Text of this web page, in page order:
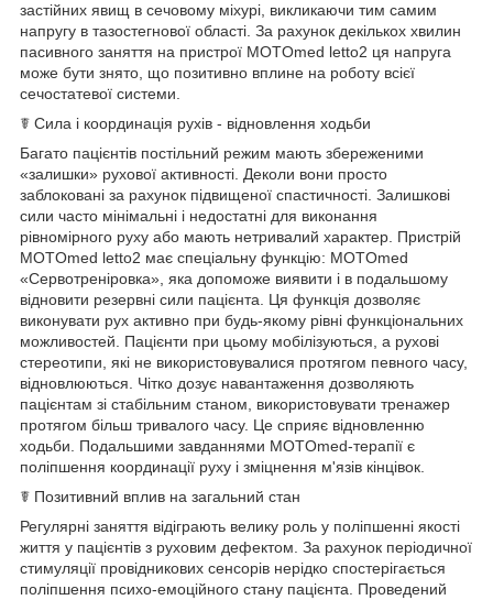
застійних явищ в сечовому міхурі, викликаючи тим самим
напругу в тазостегнової області. За рахунок декількох хвилин
пасивного заняття на пристрої MOTOmed letto2 ця напруга
може бути знято, що позитивно вплине на роботу всієї
сечостатевої системи.
☤ Сила і координація рухів - відновлення ходьби
Багато пацієнтів постільний режим мають збереженими
«залишки» рухової активності. Деколи вони просто
заблоковані за рахунок підвищеної спастичності. Залишкові
сили часто мінімальні і недостатні для виконання
рівномірного руху або мають нетривалий характер. Пристрій
MOTOmed letto2 має спеціальну функцію: MOTOmed
«Сервотреніровка», яка допоможе виявити і в подальшому
відновити резервні сили пацієнта. Ця функція дозволяє
виконувати рух активно при будь-якому рівні функціональних
можливостей. Пацієнти при цьому мобілізуються, а рухові
стереотипи, які не використовувалися протягом певного часу,
відновлюються. Чітко дозує навантаження дозволяють
пацієнтам зі стабільним станом, використовувати тренажер
протягом більш тривалого часу. Це сприяє відновленню
ходьби. Подальшими завданнями MOTOmed-терапії є
поліпшення координації руху і зміцнення м'язів кінцівок.
☤ Позитивний вплив на загальний стан
Регулярні заняття відіграють велику роль у поліпшенні якості
життя у пацієнтів з руховим дефектом. За рахунок періодичної
стимуляції провідникових сенсорів нерідко спостерігається
поліпшення психо-емоційного стану пацієнта. Проведений